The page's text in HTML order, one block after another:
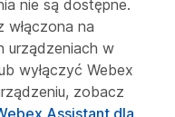
nie są dostępne.
włączona na
urządzeniach w
wyłączyć Webex
zobacz
Assistant dla